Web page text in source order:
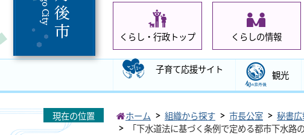
くらし・行政トップ くらしの情報
子育て応援サイト 観光
現在の位置 ホーム 組織から探す 市長公室 秘書
「下水道法に基づく条例で定める都市下水